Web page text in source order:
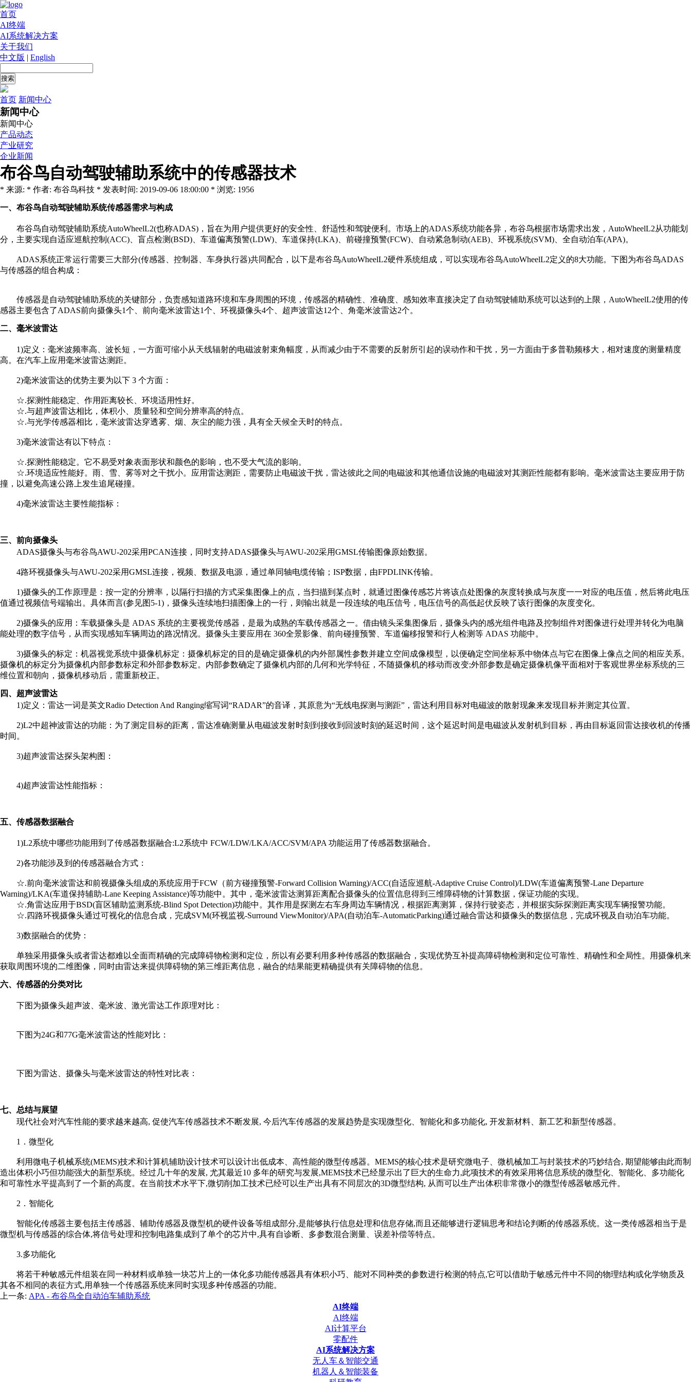
首页
AI终端
AI系统解决方案
关于我们
中文版 | English
首页 新闻中心
新闻中心
新闻中心
产品动态
产业研究
企业新闻
布谷鸟自动驾驶辅助系统中的传感器技术
* 来源: * 作者: 布谷鸟科技 * 发表时间: 2019-09-06 18:00:00 * 浏览: 1956
一、布谷鸟自动驾驶辅助系统传感器需求与构成
布谷鸟自动驾驶辅助系统AutoWheelL2(也称ADAS)，旨在为用户提供更好的安全性、舒适性和驾驶便利。市场上的ADAS系统功能各异，布谷鸟根据市场需求出发，AutoWheelL2从功能划
分，主要实现自适应巡航控制(ACC)、盲点检测(BSD)、车道偏离预警(LDW)、车道保持(LKA)、前碰撞预警(FCW)、自动紧急制动(AEB)、环视系统(SVM)、全自动泊车(APA)。
ADAS系统正常运行需要三大部分(传感器、控制器、车身执行器)共同配合，以下是布谷鸟AutoWheelL2硬件系统组成，可以实现布谷鸟AutoWheelL2定义的8大功能。下图为布谷鸟ADAS
与传感器的组合构成：
传感器是自动驾驶辅助系统的关键部分，负责感知道路环境和车身周围的环境，传感器的精确性、准确度、感知效率直接决定了自动驾驶辅助系统可以达到的上限，AutoWheelL2使用的传
感器主要包含了ADAS前向摄像头1个、前向毫米波雷达1个、环视摄像头4个、超声波雷达12个、角毫米波雷达2个。
二、毫米波雷达
1)定义：毫米波频率高、波长短，一方面可缩小从天线辐射的电磁波射束角幅度，从而减少由于不需要的反射所引起的误动作和干扰，另一方面由于多普勒频移大，相对速度的测量精度
高。在汽车上应用毫米波雷达测距。
2)毫米波雷达的优势主要为以下 3 个方面：
☆.探测性能稳定、作用距离较长、环境适用性好。
☆.与超声波雷达相比，体积小、质量轻和空间分辨率高的特点。
☆.与光学传感器相比，毫米波雷达穿透雾、烟、灰尘的能力强，具有全天候全天时的特点。
3)毫米波雷达有以下特点：
☆.探测性能稳定。它不易受对象表面形状和颜色的影响，也不受大气流的影响。
☆.环境适应性能好。雨、雪、雾等对之干扰小。应用雷达测距，需要防止电磁波干扰，雷达彼此之间的电磁波和其他通信设施的电磁波对其测距性能都有影响。毫米波雷达主要应用于防
撞，以避免高速公路上发生追尾碰撞。
4)毫米波雷达主要性能指标：
三、前向摄像头
ADAS摄像头与布谷鸟AWU-202采用PCAN连接，同时支持ADAS摄像头与AWU-202采用GMSL传输图像原始数据。
4路环视摄像头与AWU-202采用GMSL连接，视频、数据及电源，通过单同轴电缆传输；ISP数据，由FPDLINK传输。
1)摄像头的工作原理是：按一定的分辨率，以隔行扫描的方式采集图像上的点，当扫描到某点时，就通过图像传感芯片将该点处图像的灰度转换成与灰度一一对应的电压值，然后将此电压
值通过视频信号端输出。具体而言(参见图5-1)，摄像头连续地扫描图像上的一行，则输出就是一段连续的电压信号，电压信号的高低起伏反映了该行图像的灰度变化。
2)摄像头的应用：车载摄像头是 ADAS 系统的主要视觉传感器，是最为成熟的车载传感器之一。借由镜头采集图像后，摄像头内的感光组件电路及控制组件对图像进行处理并转化为电脑
能处理的数字信号，从而实现感知车辆周边的路况情况。摄像头主要应用在 360全景影像、前向碰撞预警、车道偏移报警和行人检测等 ADAS 功能中。
3)摄像头的标定：机器视觉系统中摄像机标定：摄像机标定的目的是确定摄像机的内外部属性参数并建立空间成像模型，以便确定空间坐标系中物体点与它在图像上像点之间的相应关系。
摄像机的标定分为摄像机内部参数标定和外部参数标定。内部参数确定了摄像机内部的几何和光学特征，不随摄像机的移动而改变;外部参数是确定摄像机像平面相对于客观世界坐标系统的三
维位置和朝向，摄像机移动后，需重新校正。
四、超声波雷达
1)定义：雷达一词是英文Radio Detection And Ranging缩写词“RADAR”的音译，其原意为“无线电探测与测距”，雷达利用目标对电磁波的散射现象来发现目标并测定其位置。
2)L2中超神波雷达的功能：为了测定目标的距离，雷达准确测量从电磁波发射时刻到接收到回波时刻的延迟时间，这个延迟时间是电磁波从发射机到目标，再由目标返回雷达接收机的传播
时间。
3)超声波雷达探头架构图：
4)超声波雷达性能指标：
五、传感器数据融合
1)L2系统中哪些功能用到了传感器数据融合:L2系统中 FCW/LDW/LKA/ACC/SVM/APA 功能运用了传感器数据融合。
2)各功能涉及到的传感器融合方式：
☆.前向毫米波雷达和前视摄像头组成的系统应用于FCW（前方碰撞预警-Forward Collision Warning)/ACC(自适应巡航-Adaptive Cruise Control)/LDW(车道偏离预警-Lane Departure
Warning)/LKA(车道保持辅助-Lane Keeping Assistance)等功能中。其中，毫米波雷达测算距离配合摄像头的位置信息得到三维障碍物的计算数据，保证功能的实现。
☆.角雷达应用于BSD(盲区辅助监测系统-Blind Spot Detection)功能中。其作用是探测左右车身周边车辆情况，根据距离测算，保持行驶姿态，并根据实际探测距离实现车辆报警功能。
☆.四路环视摄像头通过可视化的信息合成，完成SVM(环视监视-Surround ViewMonitor)/APA(自动泊车-AutomaticParking)通过融合雷达和摄像头的数据信息，完成环视及自动泊车功能。
3)数据融合的优势：
单独采用摄像头或者雷达都难以全面而精确的完成障碍物检测和定位，所以有必要利用多种传感器的数据融合，实现优势互补提高障碍物检测和定位可靠性、精确性和全局性。用摄像机来
获取周围环境的二维图像，同时由雷达来提供障碍物的第三维距离信息，融合的结果能更精确提供有关障碍物的信息。
六、传感器的分类对比
下图为摄像头超声波、毫米波、激光雷达工作原理对比：
下图为24G和77G毫米波雷达的性能对比：
下图为雷达、摄像头与毫米波雷达的特性对比表：
七、总结与展望
现代社会对汽车性能的要求越来越高, 促使汽车传感器技术不断发展, 今后汽车传感器的发展趋势是实现微型化、智能化和多功能化, 开发新材料、新工艺和新型传感器。
1．微型化
利用微电子机械系统(MEMS)技术和计算机辅助设计技术可以设计出低成本、高性能的微型传感器。MEMS的核心技术是研究微电子、微机械加工与封装技术的巧妙结合, 期望能够由此而制
造出体积小巧但功能强大的新型系统。经过几十年的发展, 尤其最近10 多年的研究与发展,MEMS技术已经显示出了巨大的生命力,此项技术的有效采用将信息系统的微型化、智能化、多功能化
和可靠性水平提高到了一个新的高度。在当前技术水平下,微切削加工技术已经可以生产出具有不同层次的3D微型结构, 从而可以生产出体积非常微小的微型传感器敏感元件。
2．智能化
智能化传感器主要包括主传感器、辅助传感器及微型机的硬件设备等组成部分,是能够执行信息处理和信息存储,而且还能够进行逻辑思考和结论判断的传感器系统。这一类传感器相当于是
微型机与传感器的综合体,将信号处理和控制电路集成到了单个的芯片中,具有自诊断、多参数混合测量、误差补偿等特点。
3.多功能化
将若干种敏感元件组装在同一种材料或单独一块芯片上的一体化多功能传感器具有体积小巧、能对不同种类的参数进行检测的特点,它可以借助于敏感元件中不同的物理结构或化学物质及
其各不相同的表征方式,用单独一个传感器系统来同时实现多种传感器的功能。
上一条: APA - 布谷鸟全自动泊车辅助系统
AI终端
AI终端
AI计算平台
零配件
AI系统解决方案
无人车＆智能交通
机器人＆智能装备